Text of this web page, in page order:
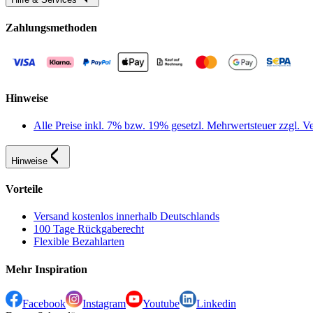
Zahlungsmethoden
Hinweise
Alle Preise inkl. 7% bzw. 19% gesetzl. Mehrwertsteuer zzgl.
Hinweise
Vorteile
Versand kostenlos innerhalb Deutschlands
100 Tage Rückgaberecht
Flexible Bezahlarten
Mehr Inspiration
Facebook Instagram Youtube
Linkedin